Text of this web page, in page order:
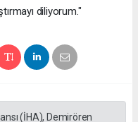
diliyorum."
(İHA), Demirören